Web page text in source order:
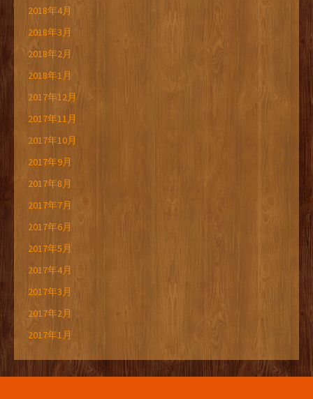
2018年4月
2018年3月
2018年2月
2018年1月
2017年12月
2017年11月
2017年10月
2017年9月
2017年8月
2017年7月
2017年6月
2017年5月
2017年4月
2017年3月
2017年2月
2017年1月